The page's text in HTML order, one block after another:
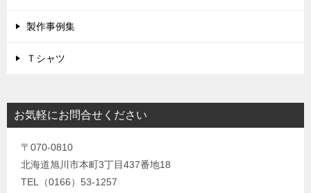
製作事例集
Ｔシャツ
お気軽にお問合せください
〒070-0810
北海道旭川市本町3丁目437番地18
TEL（0166）53-1257